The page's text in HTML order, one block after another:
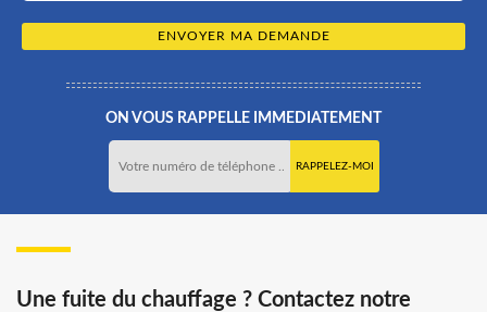
ON VOUS RAPPELLE IMMEDIATEMENT
Une fuite du chauffage ? Contactez notre